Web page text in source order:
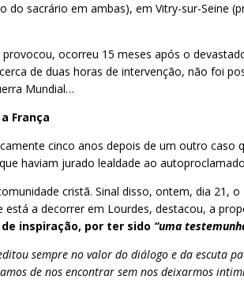
do sacrário em ambas), em Vitry-sur-
ocorreu 15 meses após o
de duas horas de intervenção, não foi
Mundial…
França
cinco anos depois de um outro caso
haviam jurado lealdade ao
cristã. Sinal disso, ontem, dia 21, o
está a decorrer em Lourdes, destacou, a
inspiração, por ter sido “uma
sempre no valor do diálogo e da escuta
de nos encontrar sem nos deixarmos